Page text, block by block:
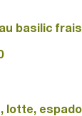
basilic frais
lotte,